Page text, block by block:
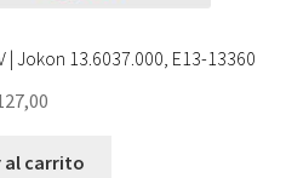
| Jokon 13.6037.000, E13-13360
al carrito